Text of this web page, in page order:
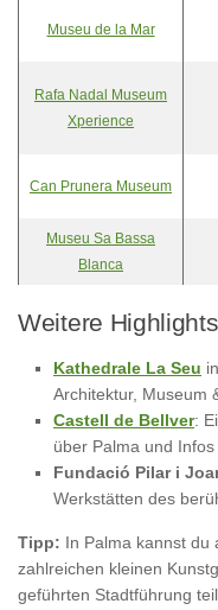
Museu de la Mar
Rafa Nadal Museum
Xperience
Can Prunera Museum
Museu Sa Bassa
Blanca
Weitere
Kathedrale La Seu
Architektur, Museum
Castell de Bellver:
über Palma und
Fundació Pilar i
Werkstätten des
Tipp: In Palma kannst du
zahlreichen kleinen
geführten Stadtführung